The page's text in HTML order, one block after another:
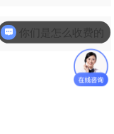
MORE+
你们是怎么收费的